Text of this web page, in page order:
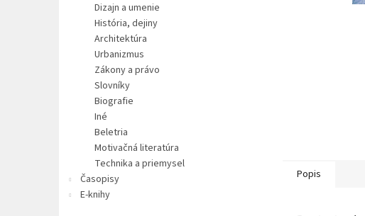
Dizajn a umenie
História, dejiny
Architektúra
Urbanizmus
Zákony a právo
Slovníky
Biografie
Iné
Beletria
Motivačná literatúra
Technika a priemysel
Časopisy
E-knihy
Popis